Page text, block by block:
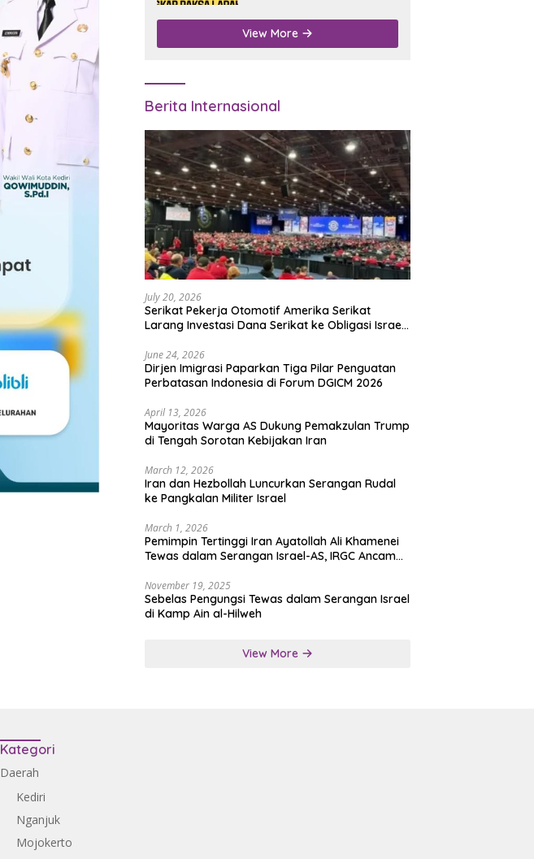
View More
Berita Internasional
July 20, 2026
Serikat Pekerja Otomotif Amerika Serikat
Larang Investasi Dana Serikat ke Obligasi Israel,
June 24, 2026
Dirjen Imigrasi Paparkan Tiga Pilar Penguatan
Perbatasan Indonesia di Forum DGICM 2026
April 13, 2026
Mayoritas Warga AS Dukung Pemakzulan Trump
di Tengah Sorotan Kebijakan Iran
March 12, 2026
Iran dan Hezbollah Luncurkan Serangan Rudal
ke Pangkalan Militer Israel
March 1, 2026
Pemimpin Tertinggi Iran Ayatollah Ali Khamenei
Tewas dalam Serangan Israel-AS, IRGC Ancam
November 19, 2025
Sebelas Pengungsi Tewas dalam Serangan Israel
di Kamp Ain al-Hilweh
View More
Kategori
Daerah
Kediri
Nganjuk
Mojokerto